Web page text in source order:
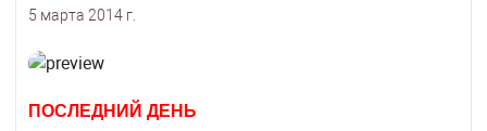
5 марта 2014 г.
ПОСЛЕДНИЙ ДЕНЬ